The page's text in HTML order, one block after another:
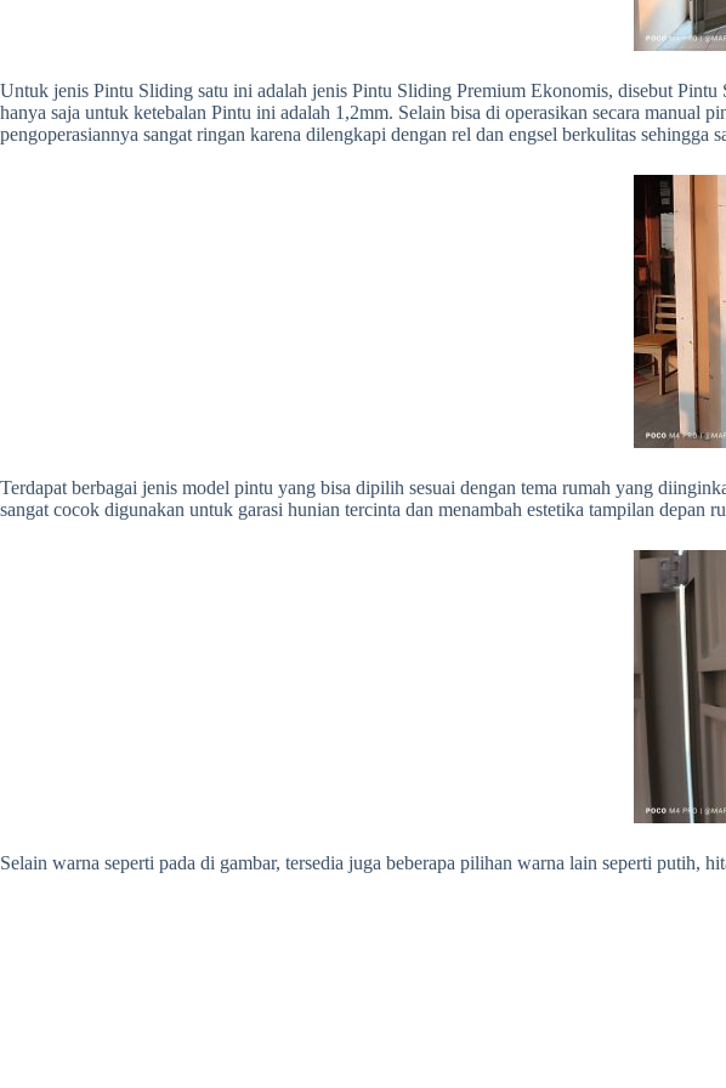
Untuk jenis Pintu Sliding satu ini adalah jenis Pintu Sliding Premium Ekonomis, disebut
hanya saja untuk ketebalan Pintu ini adalah 1,2mm. Selain bisa di operasikan secara manual
pengoperasiannya sangat ringan karena dilengkapi dengan rel dan engsel berkulitas sehingga
Terdapat berbagai jenis model pintu yang bisa dipilih sesuai dengan tema rumah yang
sangat cocok digunakan untuk garasi hunian tercinta dan menambah estetika tampilan depan
Selain warna seperti pada di gambar, tersedia juga beberapa pilihan warna lain seperti putih,